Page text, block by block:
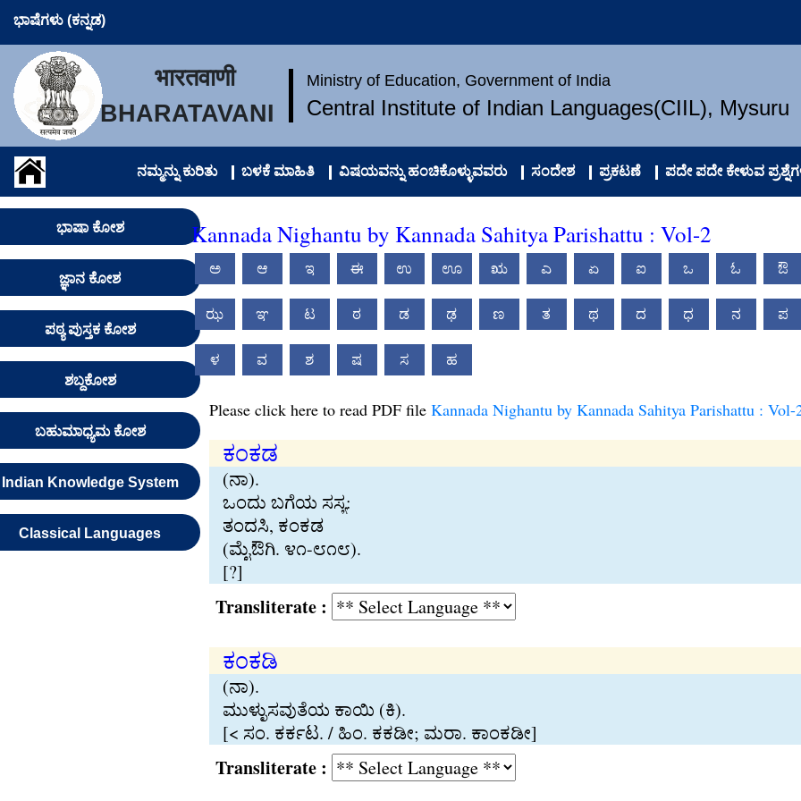
ಭಾಷೆಗಳು (ಕನ್ನಡ)
भारतवाणी
BHARATAVANI
Ministry of Education, Government of India
Central Institute of Indian Languages(CIIL), Mysuru
ನಮ್ಮನ್ನು ಕುರಿತು ಬಳಕೆ ಮಾಹಿತಿ ವಿಷಯವನ್ನು ಹಂಚಿಕೊಳ್ಳುವವರು ಸಂದೇಶ ಪ್ರಕಟಣೆ ಪದೇ ಪದೇ ಕೇಳುವ
ಭಾಷಾ ಕೋಶ
ಜ್ಞಾನ ಕೋಶ
ಪಠ್ಯ ಪುಸ್ತಕ ಕೋಶ
ಶಬ್ದಕೋಶ
ಬಹುಮಾಧ್ಯಮ ಕೋಶ
Indian Knowledge System
Classical Languages
Kannada Nighantu by Kannada Sahitya Parishattu : Vol-2
ಅ ಆ ಇ ಈ ಉ ಊ ಋ ಎ ಏ ಐ ಒ ಓ ಔ
ಝ ಞ ಟ ಠ ಡ ಢ ಣ ತ ಥ ದ ಧ ನ ಪ
ಳ ವ ಶ ಷ ಸ ಹ
Please click here to read PDF file Kannada Nighantu by Kannada Sahitya Parishattu : Vol-
ಕಂಕಡ
(ನಾ).
ಒಂದು ಬಗೆಯ ಸಸ‍್ಯ:
ತಂದಸಿ, ಕಂಕಡ
(ಮೈಔಗಿ. ೪೧-೮೧೮).
[?]
Transliterate :
ಕಂಕಡಿ
(ನಾ).
ಮುಳ‍್ಳುಸವುತೆಯ ಕಾಯಿ (ಕಿ).
[< ಸಂ. ಕರ್ಕಟ. / ಹಿಂ. ಕಕಡೀ; ಮರಾ. ಕಾಂಕಡೀ]
Transliterate :